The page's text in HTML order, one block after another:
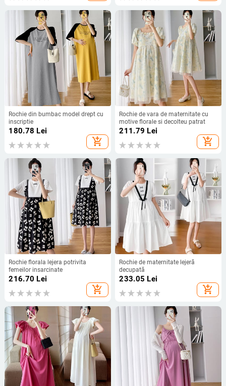
Rochie din bumbac model drept cu
inscriptie
180.78 Lei
add_shopping_cart
Rochie de vara de maternitate cu
motive florale si decolteu patrat
211.79 Lei
add_shopping_cart
Rochie florala lejera potrivita
femeilor insarcinate
216.70 Lei
add_shopping_cart
Rochie de maternitate lejeră
decupată
233.05 Lei
add_shopping_cart